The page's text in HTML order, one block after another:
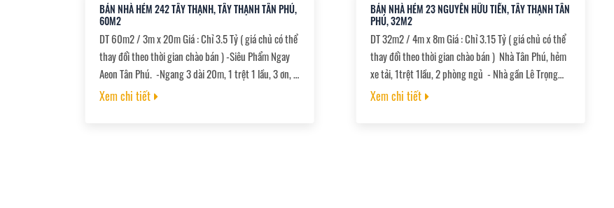
BÁN NHÀ HẺM 242 TÂY THẠNH, TÂY THẠNH TÂN PHÚ,
60M2
DT 60m2 / 3m x 20m Giá : Chỉ 3.5 Tỷ ( giá chủ có thể
thay đổi theo thời gian chào bán ) -Siêu Phẩm Ngay
Aeon Tân Phú. -Ngang 3 dài 20m, 1 trệt 1 lầu, 3 ơn, 2
wc, nhà còn mới đẹp, đang cho thuê 7 triệu. -Pháp lý
Xem chi tiết
BÁN NHÀ HẺM 23 NGUYỄN HỮU TIẾN, TÂY THẠNH TÂN
PHÚ, 32M2
DT 32m2 / 4m x 8m Giá : Chỉ 3.15 Tỷ ( giá chủ có thể
thay đổi theo thời gian chào bán ) Nhà Tân Phú, hẻm
xe tải, 1trệt 1lầu, 2 phòng ngủ - Nhà gần Lê Trọng
Tấn, Tân Kỳ Tân Quý - Ngang 4x8m, 2 phòng ngủ -
Xem chi tiết